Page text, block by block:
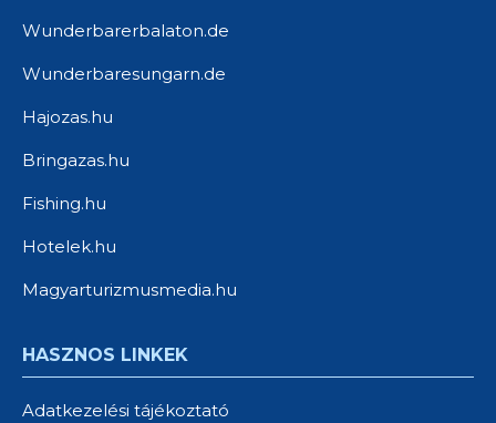
Wunderbarerbalaton.de
Wunderbaresungarn.de
Hajozas.hu
Bringazas.hu
Fishing.hu
Hotelek.hu
Magyarturizmusmedia.hu
HASZNOS LINKEK
Adatkezelési tájékoztató